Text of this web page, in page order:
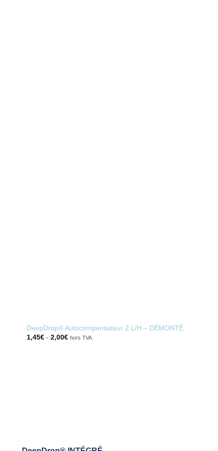
DeepDrop® Autocompensateur 2 L/H – DÉMONTÉ
1,45€- 2,00€ hors TVA